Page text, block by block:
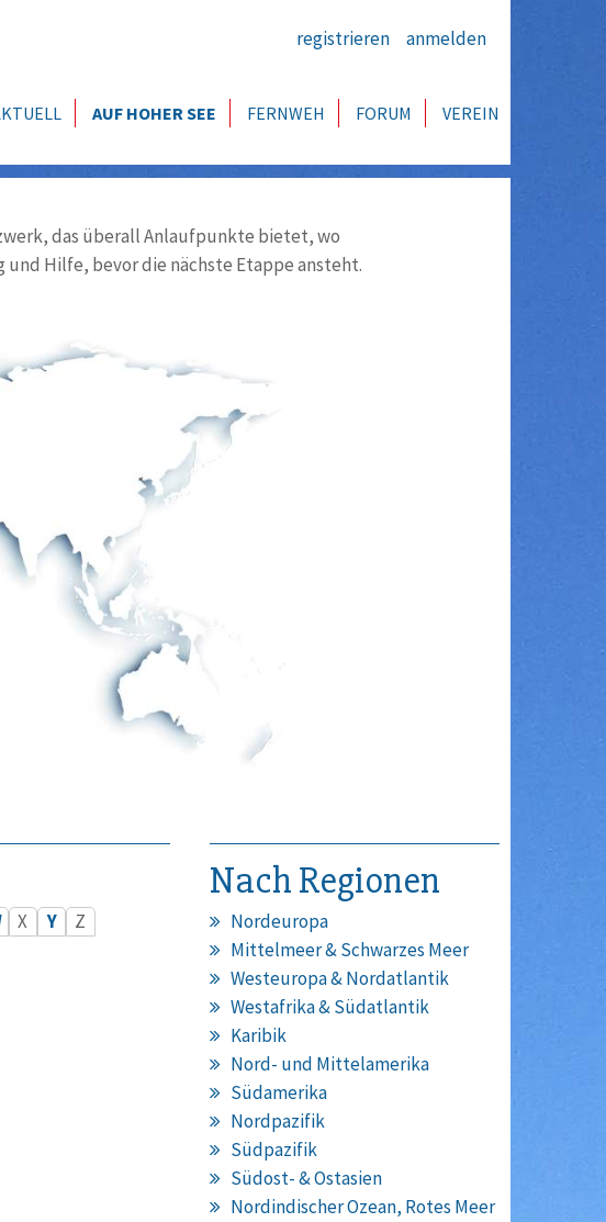
registrieren anmelden
AUF HOHER SEE FERNWEH FORUM VEREIN
das überall Anlaufpunkte bietet, wo
Hilfe, bevor die nächste Etappe ansteht.
X Y Z
Nach Regionen
Nordeuropa
Mittelmeer & Schwarzes Meer
Westeuropa & Nordatlantik
Westafrika & Südatlantik
Karibik
Nord- und Mittelamerika
Südamerika
Nordpazifik
Südpazifik
Südost- & Ostasien
Nordindischer Ozean, Rotes Meer